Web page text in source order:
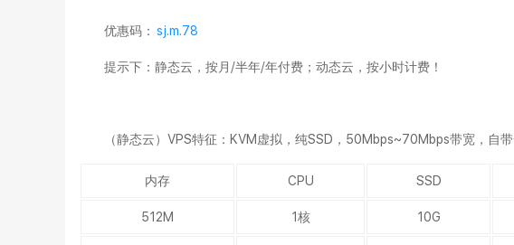
优惠码 ： sj.m.78
提示下：静态云，按月/半年/年付费；动态云，按小时计费！
（静态云）VPS特征：KVM虚拟，纯SSD，50Mbps~70Mbps带宽，自
内存 CPU SSD
512M 1核 10G